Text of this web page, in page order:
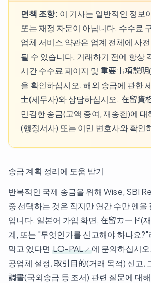
면책 조항: 이 기사는 일반적인 정보
또는 재정 자문이 아닙니다. 수수료
업체 서비스 약관은 업계 전체에 사
될 수 있습니다. 거래하기 전에 항상
시간 수수료 페이지 및 重要事項説
을 확인하십시오. 해외 송금에 관한
士(세무사)와 상담하십시오. 在留資
민감한 송금(고액 증여, 재송환)에
(행정서사) 또는 이민 변호사와 확인
송금 계획 정리에 도움 받기
반복적인 국제 송금을 위해 Wise, SBI
중 선택하는 것은 작지만 연간 수만 엔을
입니다. 일본어 가입 화면, 在留カード(
계, 또는 "무엇인가를 신고해야 하나요
막고 있다면 LO-PAL
에 문의하십시
공업체 설정, 取引目的(거래 목적) 신고,
調書(국외송금 등 조서) 관련 질문에 대